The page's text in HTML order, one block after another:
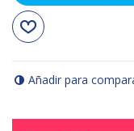
Añadir para